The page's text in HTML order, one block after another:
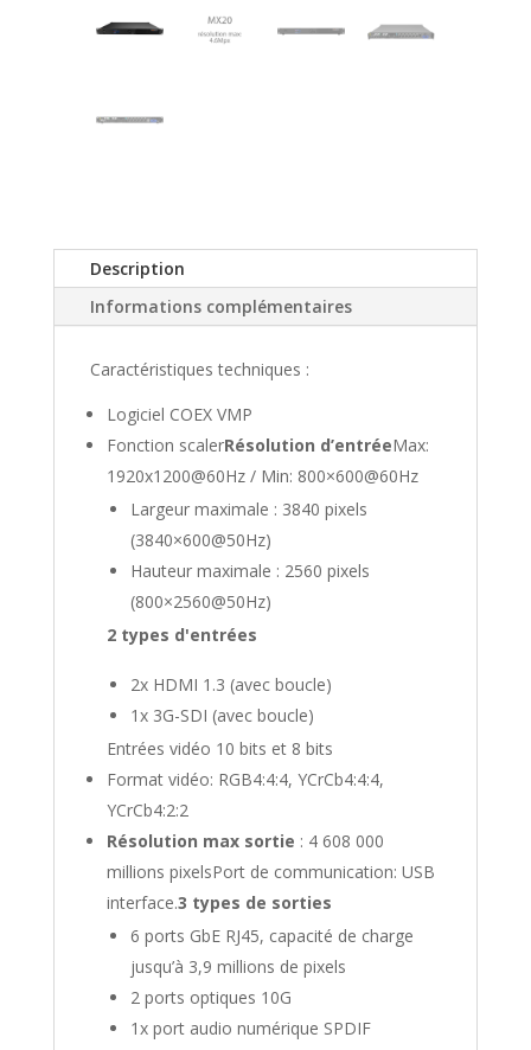
Description
Informations complémentaires
Caractéristiques techniques :
Logiciel COEX VMP
Fonction scalerRésolution d’entréeMax:
1920x1200@60Hz / Min: 800×600@60Hz
Largeur maximale : 3840 pixels
(3840×600@50Hz)
Hauteur maximale : 2560 pixels
(800×2560@50Hz)
2 types d'entrées
2x HDMI 1.3 (avec boucle)
1x 3G-SDI (avec boucle)
Entrées vidéo 10 bits et 8 bits
Format vidéo: RGB4:4:4, YCrCb4:4:4,
YCrCb4:2:2
Résolution max sortie : 4 608 000
millions pixelsPort de communication: USB
interface.3 types de sorties
6 ports GbE RJ45, capacité de charge
jusqu’à 3,9 millions de pixels
2 ports optiques 10G
1x port audio numérique SPDIF